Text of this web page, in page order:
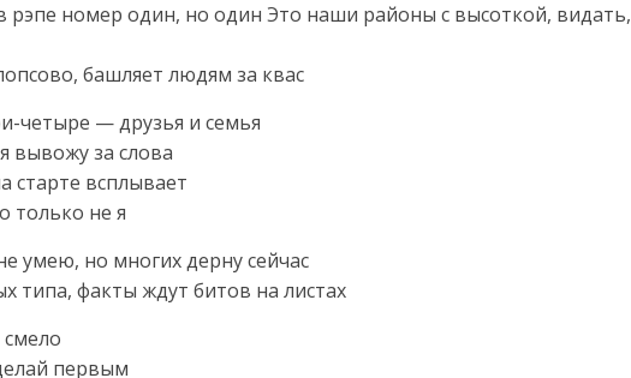
номер один, но один Это наши районы с высоткой, видать,
башляет людям за квас
четыре — друзья и семья
вывожу за слова
старте всплывает
только не я
умею, но многих дерну сейчас
факты ждут битов на листах
первым